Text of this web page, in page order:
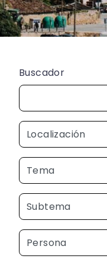
Buscador